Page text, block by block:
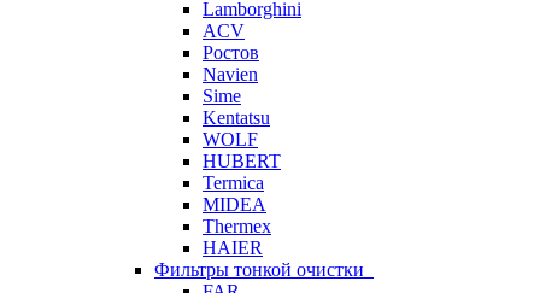
Lamborghini
ACV
Ростов
Navien
Sime
Kentatsu
WOLF
HUBERT
Termica
MIDEA
Thermex
HAIER
Фильтры тонкой очистки